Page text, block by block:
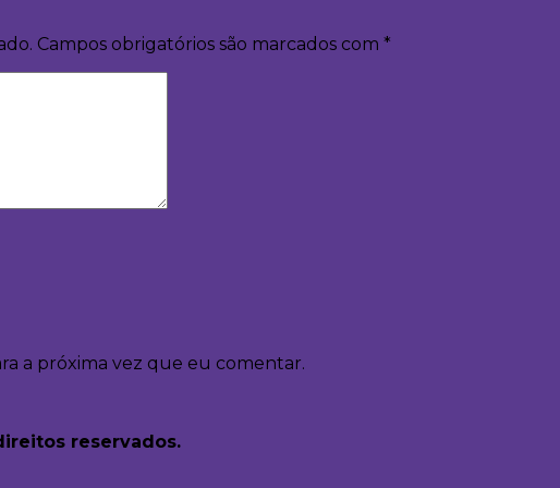
Campos obrigatórios são marcados com *
a próxima vez que eu comentar.
reservados.